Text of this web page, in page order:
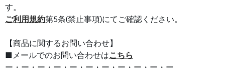
す。
ご利用規約第5条(禁止事項)にてご確認ください。
【商品に関するお問い合わせ】
■メールでのお問い合わせはこちら
ー・ー・ー・ー・ー・ー・ー・ー・ー・ー・ー